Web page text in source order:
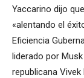
Yaccarino dijo
«alentando el
Eficiencia
liderado por
republicana Vivek